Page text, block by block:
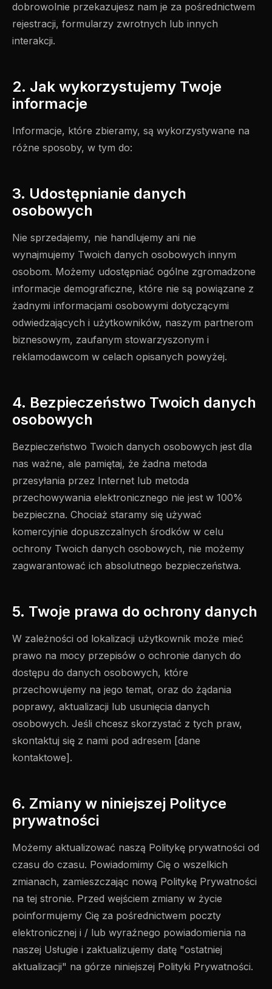
dobrowolnie przekazujesz nam je za pośrednictwem
rejestracji, formularzy zwrotnych lub innych
interakcji.
2. Jak wykorzystujemy Twoje
informacje
Informacje, które zbieramy, są wykorzystywane na
różne sposoby, w tym do:
3. Udostępnianie danych
osobowych
Nie sprzedajemy, nie handlujemy ani nie
wynajmujemy Twoich danych osobowych innym
osobom. Możemy udostępniać ogólne zgromadzone
informacje demograficzne, które nie są powiązane z
żadnymi informacjami osobowymi dotyczącymi
odwiedzających i użytkowników, naszym partnerom
biznesowym, zaufanym stowarzyszonym i
reklamodawcom w celach opisanych powyżej.
4. Bezpieczeństwo Twoich danych
osobowych
Bezpieczeństwo Twoich danych osobowych jest dla
nas ważne, ale pamiętaj, że żadna metoda
przesyłania przez Internet lub metoda
przechowywania elektronicznego nie jest w 100%
bezpieczna. Chociaż staramy się używać
komercyjnie dopuszczalnych środków w celu
ochrony Twoich danych osobowych, nie możemy
zagwarantować ich absolutnego bezpieczeństwa.
5. Twoje prawa do ochrony danych
W zależności od lokalizacji użytkownik może mieć
prawo na mocy przepisów o ochronie danych do
dostępu do danych osobowych, które
przechowujemy na jego temat, oraz do żądania
poprawy, aktualizacji lub usunięcia danych
osobowych. Jeśli chcesz skorzystać z tych praw,
skontaktuj się z nami pod adresem [dane
kontaktowe].
6. Zmiany w niniejszej Polityce
prywatności
Możemy aktualizować naszą Politykę prywatności od
czasu do czasu. Powiadomimy Cię o wszelkich
zmianach, zamieszczając nową Politykę Prywatności
na tej stronie. Przed wejściem zmiany w życie
poinformujemy Cię za pośrednictwem poczty
elektronicznej i / lub wyraźnego powiadomienia na
naszej Usługie i zaktualizujemy datę "ostatniej
aktualizacji" na górze niniejszej Polityki Prywatności.